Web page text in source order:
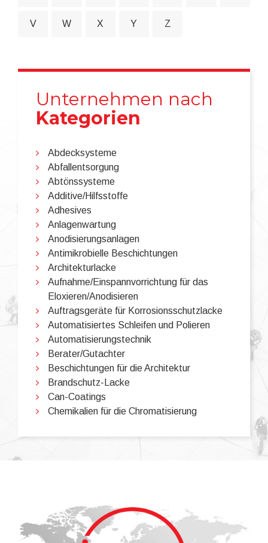
V W X Y Z
Unternehmen nach
Kategorien
Abdecksysteme
Abfallentsorgung
Abtönssysteme
Additive/Hilfsstoffe
Adhesives
Anlagenwartung
Anodisierungsanlagen
Antimikrobielle Beschichtungen
Architekturlacke
Aufnahme/Einspannvorrichtung für das
Eloxieren/Anodisieren
Auftragsgeräte für Korrosionsschutzlacke
Automatisiertes Schleifen und Polieren
Automatisierungstechnik
Berater/Gutachter
Beschichtungen für die Architektur
Brandschutz-Lacke
Can-Coatings
Chemikalien für die Chromatisierung